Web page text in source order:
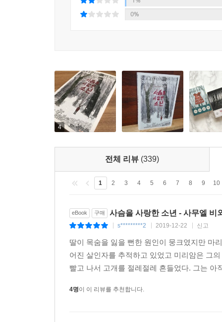
뭉크’ 신드롬을 불러일으키고 있다.
0%
4
전체 리뷰 (339)
1 2 3 4 5 6 7 8 9 10
eBook 구매 사슴을 사랑한 소년 - 사무엘 비
s*********2 2019-12-22 신고
딸이 목숨을 잃을 뻔한 원인이 뭉크였지만 마
어진 살인자를 추적하고 있었고 미리암은 그
빨고 나서 고개를 절레절레 흔들었다. 그는
4명이 이 리뷰를 추천합니다.